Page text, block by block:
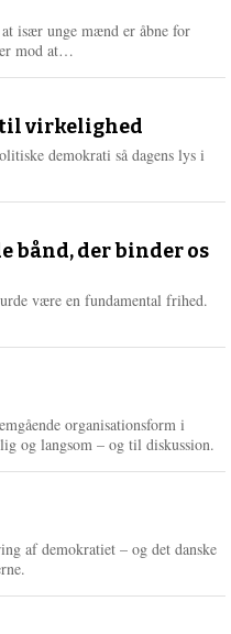
at især unge mænd er åbne for
mod at…
e
r
e
til virkelighed
demokrati så dagens lys i
bånd, der binder os
være en fundamental frihed.
organisationsform i
og langsom – og til diskussion.
af demokratiet – og det danske